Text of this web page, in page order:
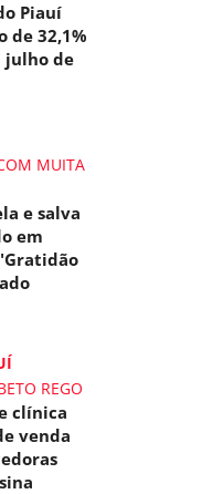
Piauí
de 32,1%
julho de
MUITA
e salva
em
REGO
clínica
venda